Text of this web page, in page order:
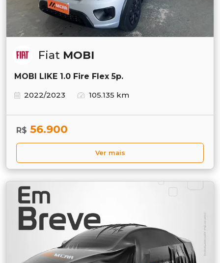
Fiat MOBI
MOBI LIKE 1.0 Fire Flex 5p.
2022/2023
105.135 km
R$ 56.900
Ver mais